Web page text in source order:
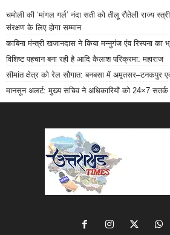
चमोली की ‘मांगल गर्ल’ नंदा सती को तीलू रौतेली राज्य
संरक्षण के लिए होगा सम्मान
काबिना मंन्त्री खजानदास ने किया मन्नुगंज एंव रिस्पना का
विशिष्ट पहचान बना रही है आदि कैलाश परिक्रमा: महाराज
सीमांत क्षेत्र को रेल सौगात: बनबसा में अमृतसर–टनकपुर
मानसून अलर्ट: मुख्य सचिव ने अधिकारियों को 24×7 सतर्क